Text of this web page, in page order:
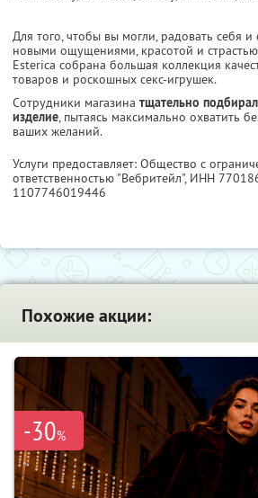
Для того, чтобы вы могли, радовать себя
новыми ощущениями, красотой и
Esterica собрана большая коллекция
товаров и роскошных секс-игрушек.
Сотрудники магазина тщательно
изделие, пытаясь максимально охватить
ваших желаний.
Услуги предоставляет: Общество с
ответственностью "Вебритейл", ИНН
1107746019446
Похожие акции:
-30%